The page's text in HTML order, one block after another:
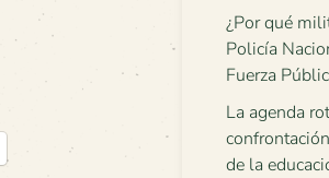
¿Por qué
Policía
Fuerza
La agenda
de la